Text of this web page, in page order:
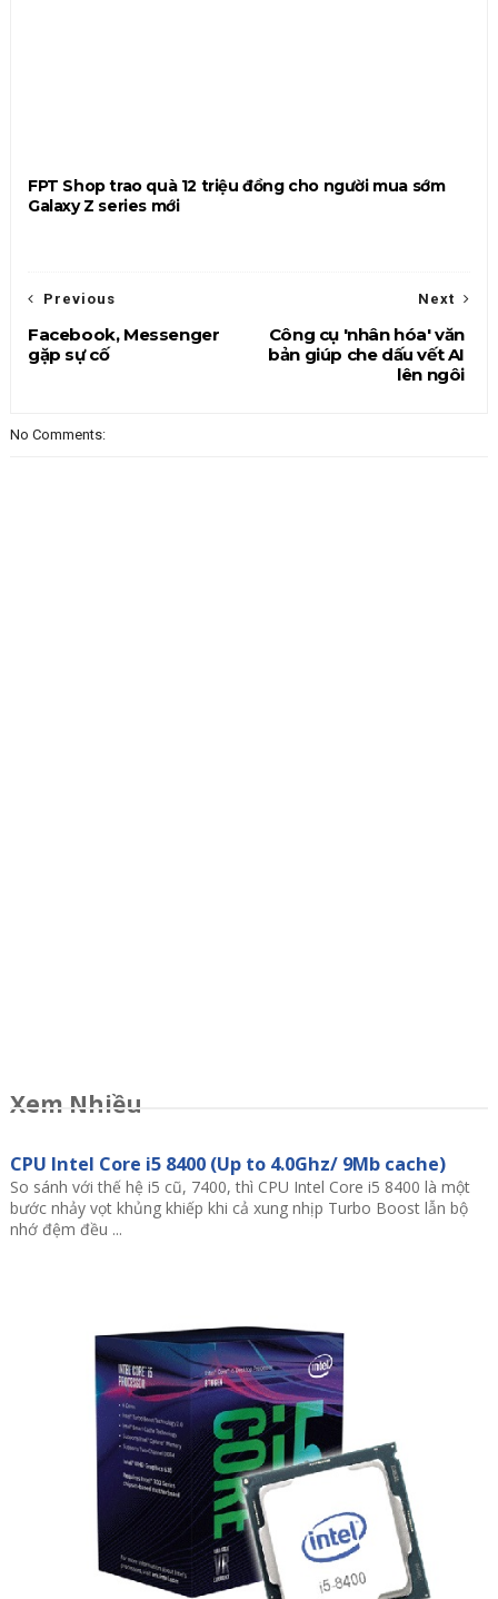
FPT Shop trao quà 12 triệu đồng cho người mua sớm
Galaxy Z series mới
Next
Công cụ 'nhân hóa' văn
bản giúp che dấu vết AI
lên ngôi
Previous
Facebook, Messenger
gặp sự cố
No Comments:
Xem Nhiều
CPU Intel Core i5 8400 (Up to 4.0Ghz/ 9Mb cache)
So sánh với thế hệ i5 cũ, 7400, thì CPU Intel Core i5 8400 là một
bước nhảy vọt khủng khiếp khi cả xung nhịp Turbo Boost lẫn bộ
nhớ đệm đều ...